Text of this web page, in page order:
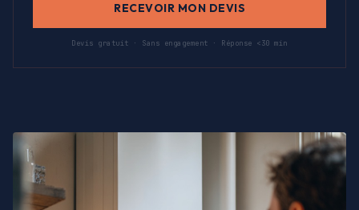
RECEVOIR MON DEVIS
Devis gratuit · Sans engagement · Réponse <30 min